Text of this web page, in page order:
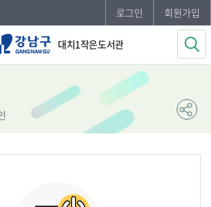
로그인 회원가입
대치1작은도서관